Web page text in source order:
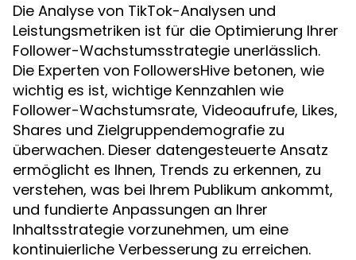
Die Analyse von TikTok-Analysen und
Leistungsmetriken ist für die Optimierung Ihrer
Follower-Wachstumsstrategie unerlässlich.
Die Experten von FollowersHive betonen, wie
wichtig es ist, wichtige Kennzahlen wie
Follower-Wachstumsrate, Videoaufrufe, Likes,
Shares und Zielgruppendemografie zu
überwachen. Dieser datengesteuerte Ansatz
ermöglicht es Ihnen, Trends zu erkennen, zu
verstehen, was bei Ihrem Publikum ankommt,
und fundierte Anpassungen an Ihrer
Inhaltsstrategie vorzunehmen, um eine
kontinuierliche Verbesserung zu erreichen.